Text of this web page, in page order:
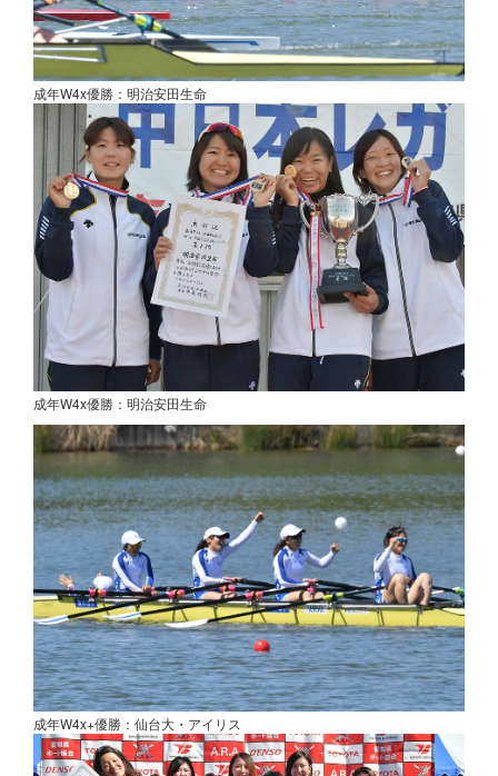
成年W4x優勝：明治安田生命
成年W4x優勝：明治安田生命
成年W4x+優勝：仙台大・アイリス